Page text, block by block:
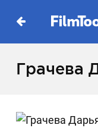
Грачева